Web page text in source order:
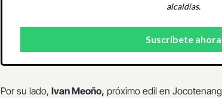
alcaldías.
Por su lado, Ivan Meoño, próximo edil en